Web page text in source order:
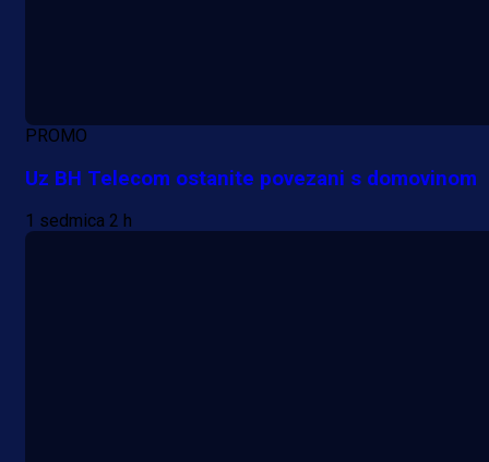
PROMO
Uz BH Telecom ostanite povezani s domovinom
1 sedmica 2 h